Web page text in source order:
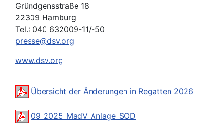
Gründgensstraße 18
22309 Hamburg
Tel.: 040 632009-11/-50
presse@dsv.org
www.dsv.org
Übersicht der Änderungen in Regatten 2026
09_2025_MadV_Anlage_SOD